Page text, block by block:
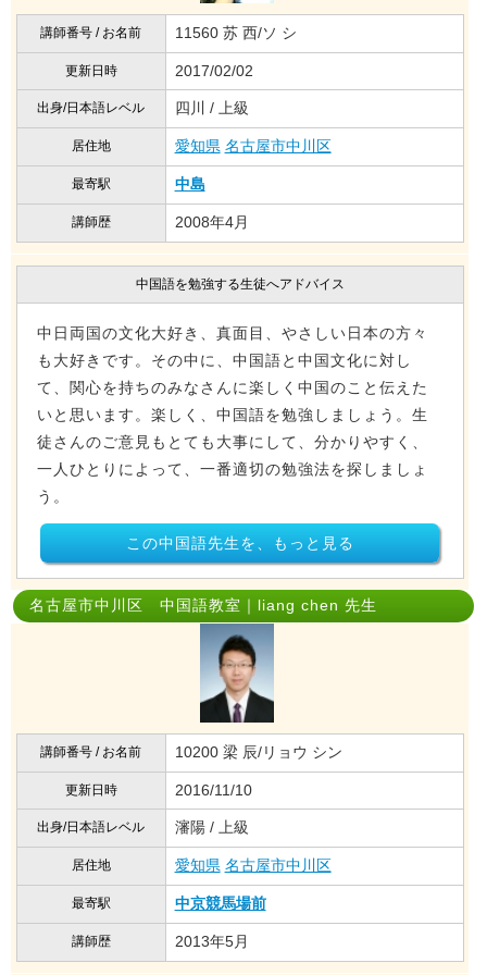
講師番号 / お名前 11560 苏 西/ソ シ
更新日時 2017/02/02
出身/日本語レベル 四川 / 上級
居住地 愛知県 名古屋市中川区
最寄駅 中島
講師歴 2008年4月
中国語を勉強する生徒へアドバイス
中日両国の文化大好き、真面目、やさしい日本の方々
も大好きです。その中に、中国語と中国文化に対し
て、関心を持ちのみなさんに楽しく中国のこと伝えた
いと思います。楽しく、中国語を勉強しましょう。生
徒さんのご意見もとても大事にして、分かりやすく、
一人ひとりによって、一番適切の勉強法を探しましょ
う。
この中国語先生を、もっと見る
名古屋市中川区 中国語教室｜liang chen 先生
講師番号 / お名前 10200 梁 辰/リョウ シン
更新日時 2016/11/10
出身/日本語レベル 瀋陽 / 上級
居住地 愛知県 名古屋市中川区
最寄駅 中京競馬場前
講師歴 2013年5月